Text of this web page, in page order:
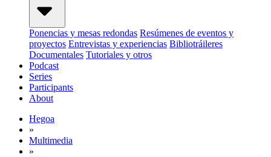
Ponencias y mesas redondas Resúmenes de eventos y
proyectos Entrevistas y experiencias Bibliotráileres
Documentales Tutoriales y otros
Podcast
Series
Participants
About
Hegoa
»
Multimedia
»